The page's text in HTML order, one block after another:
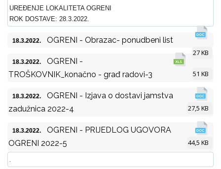
UREĐENJE LOKALITETA OGRENI
ROK DOSTAVE: 28.3.2022.
18.3.2022. OGRENI - Obrazac- ponudbeni list
27 KB
18.3.2022.
OGRENI -
TROŠKOVNIK_konačno - građ radovi-3
51 KB
18.3.2022.
OGRENI - Izjava o dostavi jamstva
zadužnica 2022-4
27,5 KB
18.3.2022.
OGRENI - PRIJEDLOG UGOVORA
OGRENI 2022-5
44,5 KB